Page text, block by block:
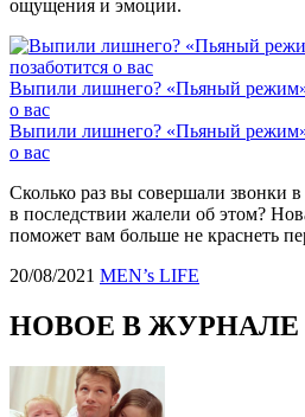
ощущения и эмоции.
Выпили лишнего? «Пьяный режим»
о вас
Выпили лишнего? «Пьяный режим»
о вас
Сколько раз вы совершали звонки
в последствии жалели об этом?
поможет вам больше не краснеть
20/08/2021 MEN’s LIFE
НОВОЕ В ЖУРНАЛЕ